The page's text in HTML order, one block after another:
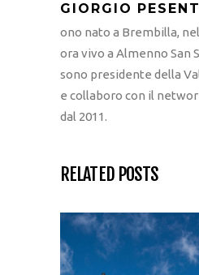
GIORGIO PESENTI
ono nato a Brembilla,
ora vivo a Almenno San
sono presidente della
e collaboro con il
dal 2011.
RELATED POSTS